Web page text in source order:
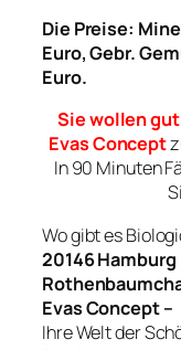
Die Preise:
Euro, Gebr.
Euro.
Sie wollen
Evas Concept
In 90 Minuten
Wo gibt es
20146 Hamburg
Evas Concept –
Ihre Welt der